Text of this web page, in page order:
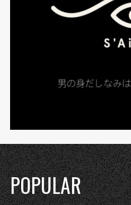
POPULAR